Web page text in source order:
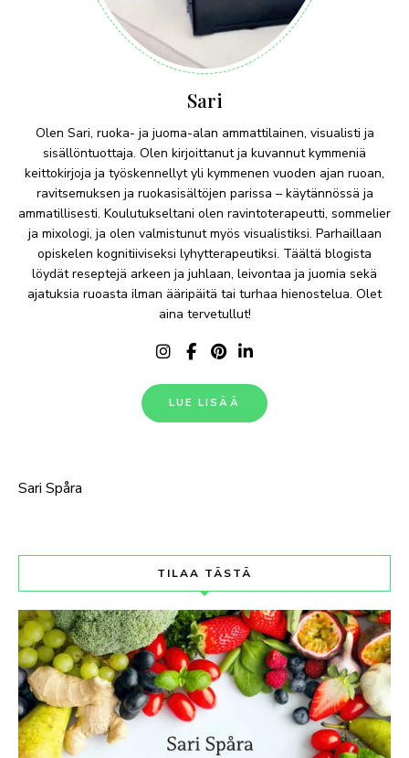
Sari
Olen Sari, ruoka- ja juoma-alan ammattilainen, visualisti ja
sisällöntuottaja. Olen kirjoittanut ja kuvannut kymmeniä
keittokirjoja ja työskennellyt yli kymmenen vuoden ajan ruoan,
ravitsemuksen ja ruokasisältöjen parissa – käytännössä ja
ammatillisesti. Koulutukseltani olen ravintoterapeutti, sommelier
ja mixologi, ja olen valmistunut myös visualistiksi. Parhaillaan
opiskelen kognitiiviseksi lyhytterapeutiksi. Täältä blogista
löydät reseptejä arkeen ja juhlaan, leivontaa ja juomia sekä
ajatuksia ruoasta ilman ääripäitä tai turhaa hienostelua. Olet
aina tervetullut!
LUE LISÄÄ
Sari Spåra
TILAA TÄSTÄ